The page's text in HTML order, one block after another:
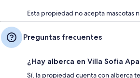
Esta propiedad no acepta mascotas
Preguntas frecuentes
¿Hay alberca en Villa Sofia
Sí, la propiedad cuenta con alberca